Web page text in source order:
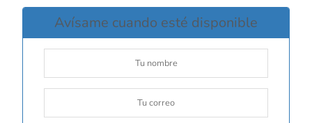
Avísame cuando esté disponible